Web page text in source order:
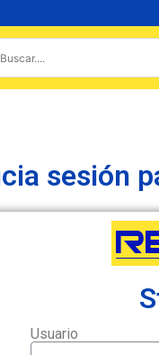
sesión
Usuario